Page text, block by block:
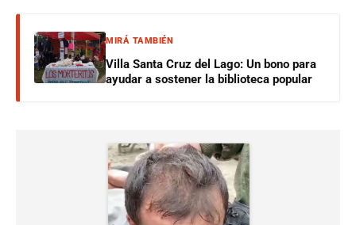
MIRÁ TAMBIÉN
Villa Santa Cruz del Lago: Un bono para
ayudar a sostener la biblioteca popular